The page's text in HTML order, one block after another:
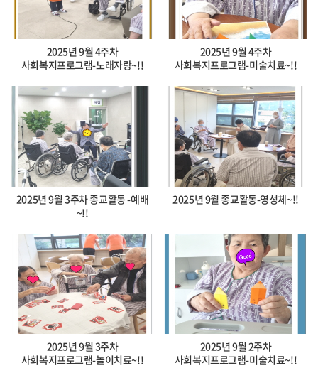
2025년 9월 4주차
사회복지프로그램-노래자랑~!!
2025년 9월 4주차
사회복지프로그램-미술치료~!!
2025년 9월 3주차 종교활동 -예배
~!!
2025년 9월 종교활동-영성체~!!
2025년 9월 3주차
사회복지프로그램-놀이치료~!!
2025년 9월 2주차
사회복지프로그램-미술치료~!!